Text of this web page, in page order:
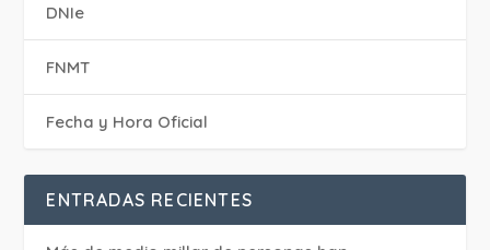
DNIe
FNMT
Fecha y Hora Oficial
ENTRADAS RECIENTES